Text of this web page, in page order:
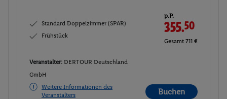
Standard Doppelzimmer (SPAR)
Frühstück
p.P.
355.50
Gesamt 711 €
Veranstalter: DERTOUR Deutschland
GmbH
Weitere Informationen des
Veranstalters
Buchen